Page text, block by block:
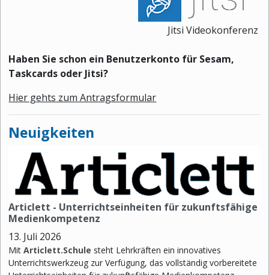
Jitsi Videokonferenz
Haben Sie schon ein Benutzerkonto für Sesam,
Taskcards oder Jitsi?
Hier gehts zum Antragsformular
Neuigkeiten
Articlett - Unterrichtseinheiten für zukunftsfähige
Medienkompetenz
13. Juli 2026
MitArticlett.Schule steht Lehrkräften ein innovatives
Unterrichtswerkzeug zur Verfügung, das vollständig vorbereitete